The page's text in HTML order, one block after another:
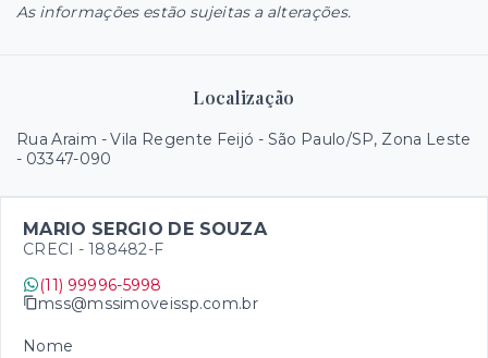
As informações estão sujeitas a alterações.
Localização
Rua Araim - Vila Regente Feijó - São Paulo/SP, Zona Leste
- 03347-090
MARIO SERGIO DE SOUZA
CRECI - 188482-F
(11) 99996-5998
mss@mssimoveissp.com.br
Nome